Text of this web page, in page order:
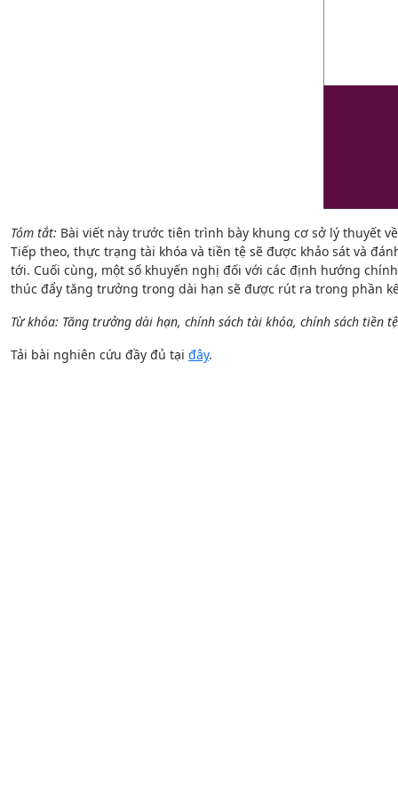
Tóm tắt: Bài viết này trước tiên trình bày khung cơ sở lý thuyết
Tiếp theo, thực trạng tài khóa và tiền tệ sẽ được khảo sát và
tới. Cuối cùng, một số khuyến nghị đối với các định hướng
thúc đẩy tăng trưởng trong dài hạn sẽ được rút ra trong phần
Từ khóa: Tăng trưởng dài hạn, chính sách tài khóa, chính sách tiền tệ
Tải bài nghiên cứu đầy đủ tại đây.